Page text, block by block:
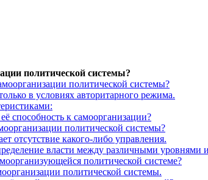
политической системы?
политической системы?
в условиях авторитарного режима.
способность к самоорганизации?
политической системы?
отсутствие какого-либо управления.
власти между различными уровнями
политической системе?
политической системы.